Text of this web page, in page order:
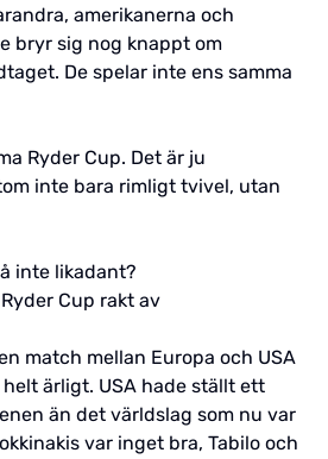
amerikanerna och
bryr sig nog knappt om
De spelar inte ens samma
Ryder Cup. Det är ju
inte bara rimligt tvivel, utan
inte likadant?
Cup rakt av
match mellan Europa och USA
ärligt. USA hade ställt ett
än det världslag som nu var
var inget bra, Tabilo och